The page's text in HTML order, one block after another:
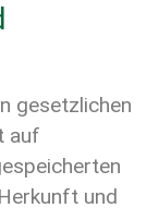
gesetzlichen
auf
und